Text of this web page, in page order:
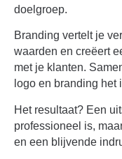
doelgroep.
Branding vertelt je
waarden en creëert
met je klanten.
logo en branding het
Het resultaat? Een
professioneel is,
en een blijvende